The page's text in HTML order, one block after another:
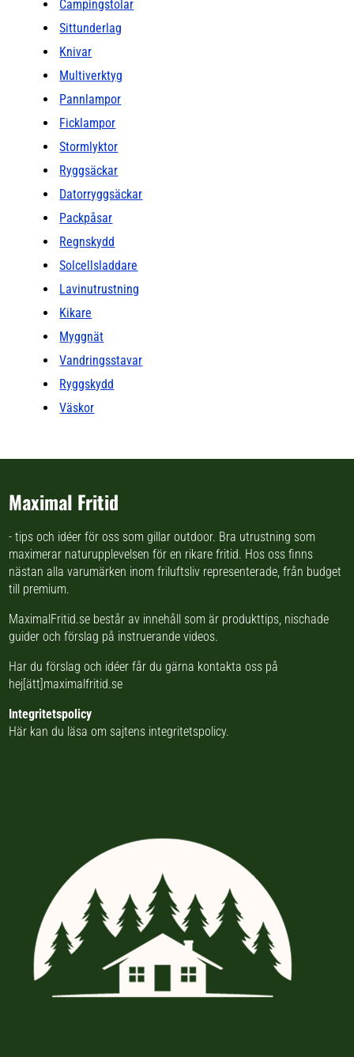
Campingstolar
Sittunderlag
Knivar
Multiverktyg
Pannlampor
Ficklampor
Stormlyktor
Ryggsäckar
Datorryggsäckar
Packpåsar
Regnskydd
Solcellsladdare
Lavinutrustning
Kikare
Myggnät
Vandringsstavar
Ryggskydd
Väskor
Maximal Fritid
- tips och idéer för oss som gillar outdoor. Bra utrustning som
maximerar naturupplevelsen för en rikare fritid. Hos oss finns
nästanalla varumärken inom friluftsliv representerade, från budget
till premium.
MaximalFritid.se består av innehåll som är produkttips, nischade
guider och förslag på instruerande videos.
Har du förslag och idéer får du gärna kontakta oss på
hej[ätt]maximalfritid.se
Integritetspolicy
Här kan du läsa om sajtens integritetspolicy.